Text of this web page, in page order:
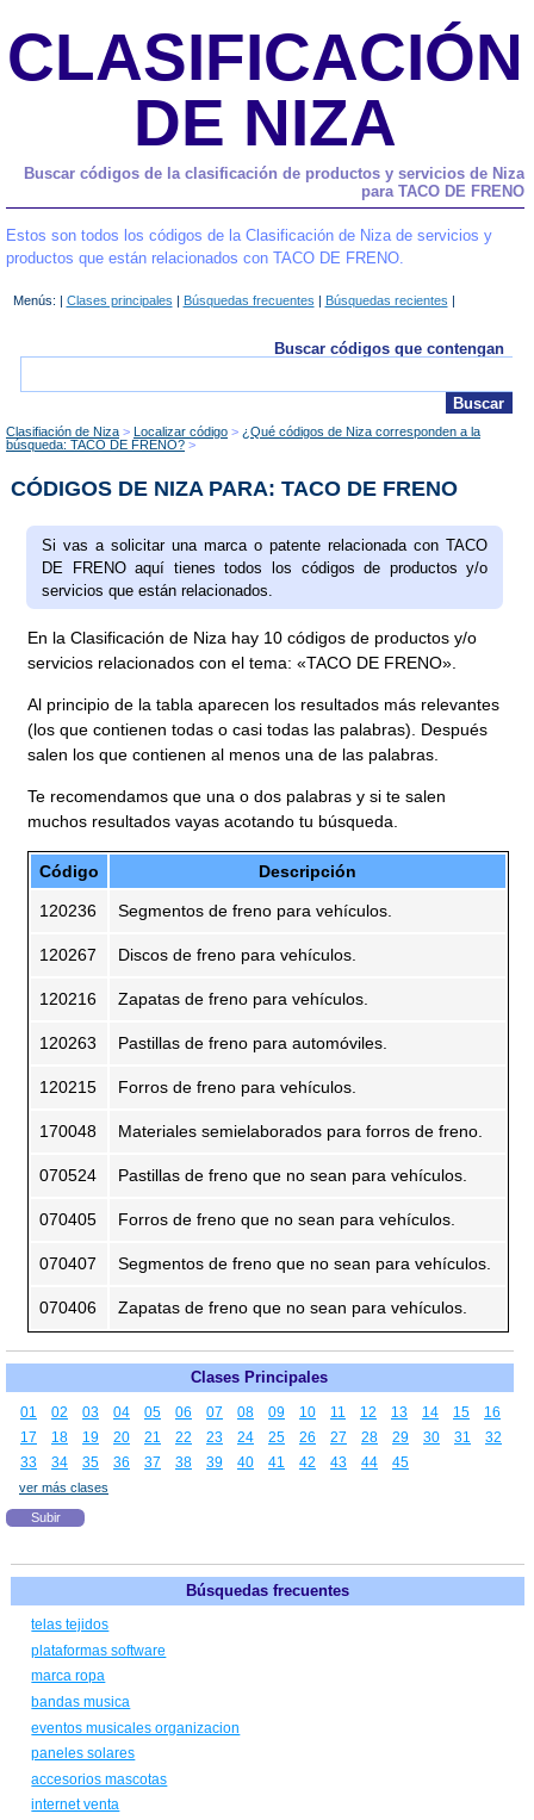
CLASIFICACIÓN
DE NIZA
Buscar códigos de la clasificación de productos y servicios de Niza
para TACO DE FRENO
Estos son todos los códigos de la Clasificación de Niza de servicios y
productos que están relacionados con TACO DE FRENO.
Menús: | Clases principales | Búsquedas frecuentes | Búsquedas recientes |
Buscar códigos que contengan
Clasifiación de Niza Localizar código
¿Qué códigos de Niza corresponden a la
búsqueda: TACO DE FRENO?
CÓDIGOS DE NIZA PARA: TACO DE FRENO
Si vas a solicitar una marca o patente relacionada con TACO
DE FRENO aquí tienes todos los códigos de productos y/o
servicios que están relacionados.
En la Clasificación de Niza hay 10 códigos de productos y/o
servicios relacionados con el tema: «TACO DE FRENO».
Al principio de la tabla aparecen los resultados más relevantes
(los que contienen todas o casi todas las palabras). Después
salen los que contienen al menos una de las palabras.
Te recomendamos que una o dos palabras y si te salen
muchos resultados vayas acotando tu búsqueda.
Código Descripción
120236 Segmentos de freno para vehículos.
120267 Discos de freno para vehículos.
120216 Zapatas de freno para vehículos.
120263 Pastillas de freno para automóviles.
120215 Forros de freno para vehículos.
170048 Materiales semielaborados para forros de freno.
070524 Pastillas de freno que no sean para vehículos.
070405 Forros de freno que no sean para vehículos.
070407 Segmentos de freno que no sean para vehículos.
070406 Zapatas de freno que no sean para vehículos.
Clases Principales
01 02 03 04 05 06 07 08 09 10 11 12 13 14 15
16
17
18 19 20 21 22 23 24 25 26 27 28 29 30 31
32
33
34 35 36 37 38 39 40 41 42 43 44 45
ver más clases
Subir
Búsquedas frecuentes
telas tejidos
plataformas software
marca ropa
bandas musica
eventos musicales organizacion
paneles solares
accesorios mascotas
internet venta